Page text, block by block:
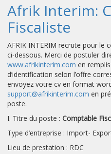
Afrik Interim:
Fiscaliste
AFRIK INTERIM recrute pour le
ci-dessous. Merci de postuler
www.afrikinterim.com en
d’identification selon l’offre
envoyez votre cv en format
support@afrikinterim.com en
poste.
I. Titre du poste : Comptable
Type d’entreprise : Import-
Lieu de prestation : RDC